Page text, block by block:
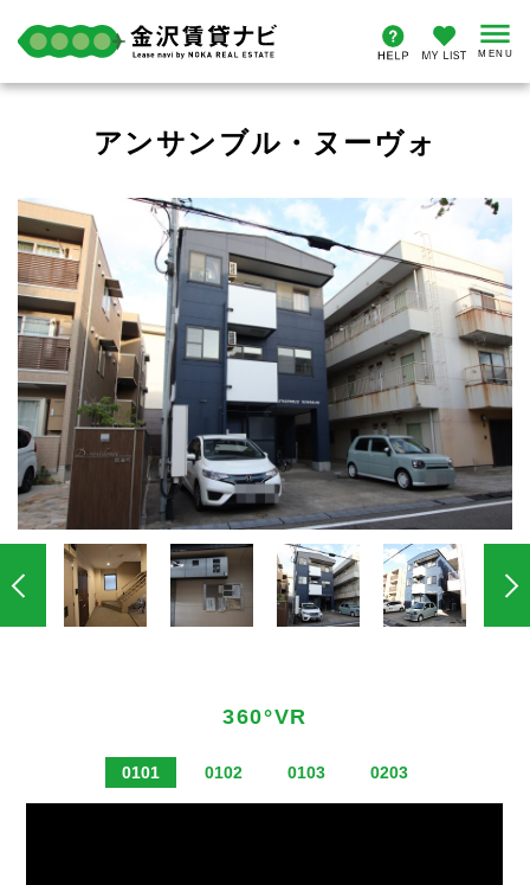
アンサンブル・ヌーヴォ
360°VR
0101 0102 0103 0203